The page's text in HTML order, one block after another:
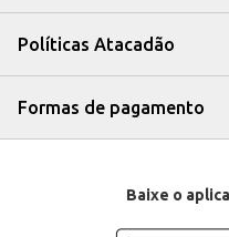
Políticas Atacadão
Formas de pagamento
Baixe o